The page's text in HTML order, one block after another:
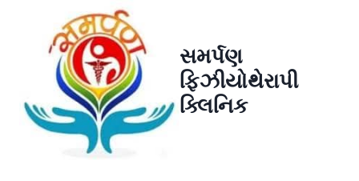
સમર્પણ
ફિઝીયોથેરાપી
ક્લિનિક